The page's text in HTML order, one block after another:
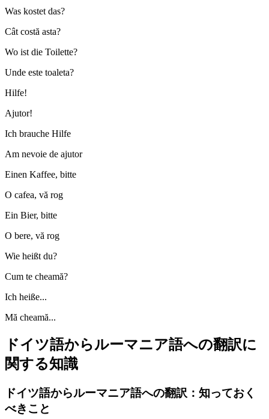
Was kostet das?
Cât costă asta?
Wo ist die Toilette?
Unde este toaleta?
Hilfe!
Ajutor!
Ich brauche Hilfe
Am nevoie de ajutor
Einen Kaffee, bitte
O cafea, vă rog
Ein Bier, bitte
O bere, vă rog
Wie heißt du?
Cum te cheamă?
Ich heiße...
Mă cheamă...
ドイツ語からルーマニア語への翻訳に
関する知識
ドイツ語からルーマニア語への翻訳：知っておく
べきこと